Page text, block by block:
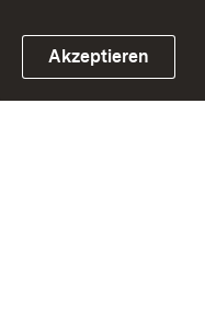
Link zum
Akzeptieren